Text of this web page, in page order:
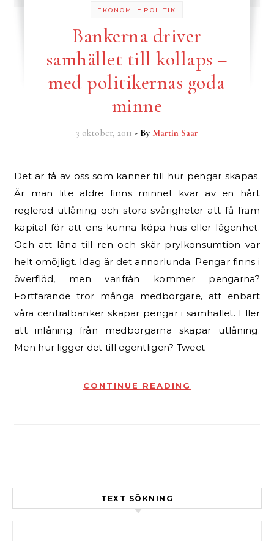
EKONOMI - POLITIK
Bankerna driver
samhället till kollaps –
med politikernas goda
minne
3 oktober, 2011 - By Martin Saar
Det är få av oss som känner till hur pengar skapas.
Är man lite äldre finns minnet kvar av en hårt
reglerad utlåning och stora svårigheter att få fram
kapital för att ens kunna köpa hus eller lägenhet.
Och att låna till ren och skär prylkonsumtion var
helt omöjligt. Idag är det annorlunda. Pengar finns i
överflöd, men varifrån kommer pengarna?
Fortfarande tror många medborgare, att enbart
våra centralbanker skapar pengar i samhället. Eller
att inlåning från medborgarna skapar utlåning.
Men hur ligger det till egentligen? Tweet
CONTINUE READING
TEXT SÖKNING